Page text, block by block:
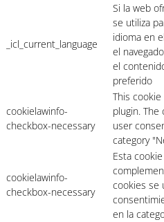
_icl_current_language
Si la web
se utiliza
idioma en
el
el
preferido
cookielawinfo-
checkbox-necessary
This
plugin.
user
category
cookielawinfo-
checkbox-necessary
Esta
cookies se
en la